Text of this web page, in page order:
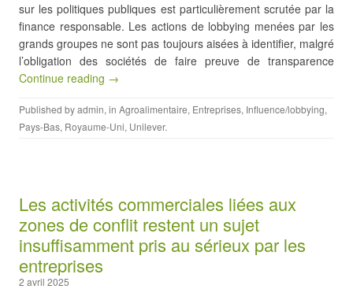
sur les politiques publiques est particulièrement scrutée par la
finance responsable. Les actions de lobbying menées par les
grands groupes ne sont pas toujours aisées à identifier, malgré
l’obligation des sociétés de faire preuve de transparence
Continue reading →
Published byadmin, in Agroalimentaire, Entreprises, Influence/lobbying,
Pays-Bas, Royaume-Uni, Unilever.
Les activités commerciales liées aux
zones de conflit restent un sujet
insuffisamment pris au sérieux par les
entreprises
2 avril 2025